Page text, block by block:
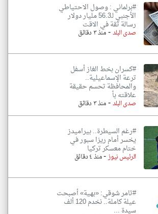
#برلماني : وصول الاحتياطي
الأجنبي لـ56.3 مليار دولار
رسالة ثقة في الاقت
صدى البلد-منذ ٣ دقائق
#كسران بخط الغاز أسفل
ترعة الإسماعيلية..
والمحافظة تحسم حقيقة
علاقته بأ
صدى البلد-منذ ٣ دقائق
#رغم السيطرة.. بيراميدز
يخسر أمام ريزا سبور في
ختام معسكر تركيا
الرئيس نيوز-منذ ٤ دقائق
#تامر شوقي: «بهية» أصبحت
عيلة كاملة.. نخدم 120 ألف
سيدة ...